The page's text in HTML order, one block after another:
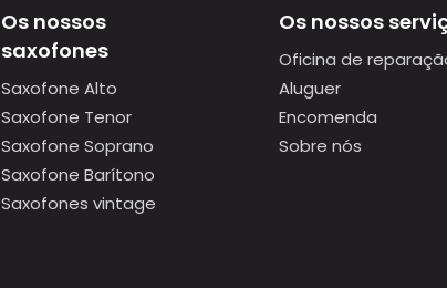
Os nossos
saxofones
Saxofone Alto
Saxofone Tenor
Saxofone Soprano
Saxofone Barítono
Saxofones vintage
Os nossos
Oficina de
Aluguer
Encomenda
Sobre nós